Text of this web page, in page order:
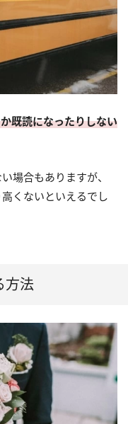
既読になったりしない
場合もありますが、
くないといえるでし
方法